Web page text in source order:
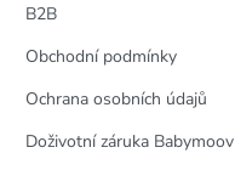
B2B
Obchodní podmínky
Ochrana osobních údajů
Doživotní záruka Babymoov